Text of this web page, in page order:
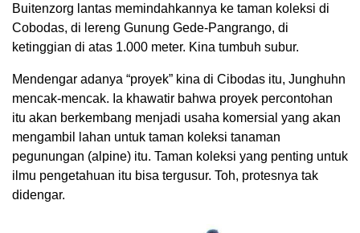
Buitenzorg lantas memindahkannya ke taman koleksi di
Cobodas, di lereng Gunung Gede-Pangrango, di
ketinggian di atas 1.000 meter. Kina tumbuh subur.
Mendengar adanya “proyek” kina di Cibodas itu, Junghuhn
mencak-mencak. Ia khawatir bahwa proyek percontohan
itu akan berkembang menjadi usaha komersial yang akan
mengambil lahan untuk taman koleksi tanaman
pegunungan (alpine) itu. Taman koleksi yang penting untuk
ilmu pengetahuan itu bisa tergusur. Toh, protesnya tak
didengar.